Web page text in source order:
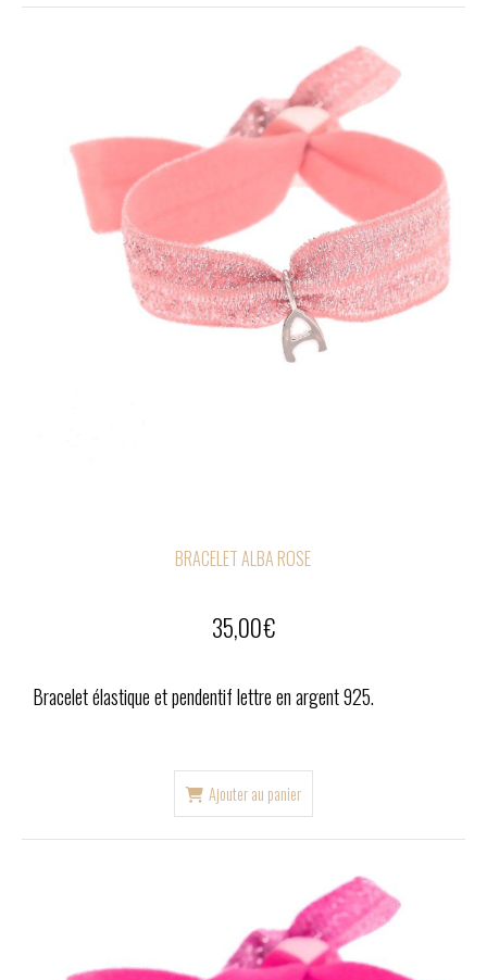
BRACELET ALBA ROSE
35,00€
Bracelet élastique et pendentif lettre en argent 925.
Ajouter au panier